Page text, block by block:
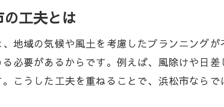
外構工事で費用を抑えるための
浜松市で外構工事を安く抑える
外構工事の見積もり比較と節約
費用対効果の高い外構工事プラ
工夫とは
地域の気候や風土を考慮したプランニング
必要があるからです。例えば、風除けや日
こうした工夫を重ねることで、浜松市ならで